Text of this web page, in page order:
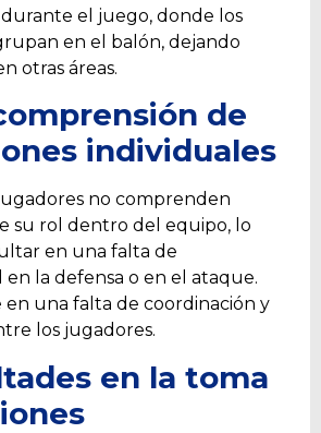
el juego, donde los
en el balón, dejando
otras áreas.
de
individuales
no comprenden
su rol dentro del equipo, lo
en una falta de
en la defensa o en el ataque.
en una falta de coordinación y
los jugadores.
en la toma